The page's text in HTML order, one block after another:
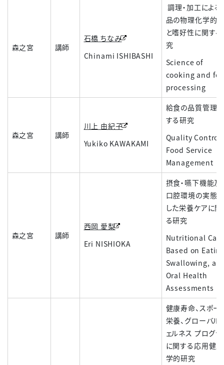
森之宮 講師
石橋 ちなみ
Chinami ISHIBASHI
調理・加工による
品の物理化学的
と嗜好性に関す
究
Science of
cooking and
processing
森之宮 講師
川上 由紀子
Yukiko KAWAKAMI
給食の品質管理
する研究
Quality Control
Food Service
Management
森之宮 講師
西岡 愛梨
Eri NISHIOKA
摂食・嚥下機能及
口腔環境の実態
した栄養ケアに関
る研究
Nutritional Care
Based on
Swallowing,
Oral Health
Assessments
健康寿命、スポー
栄養、グローバル
ェルネス プログラ
に関する応用健
学的研究